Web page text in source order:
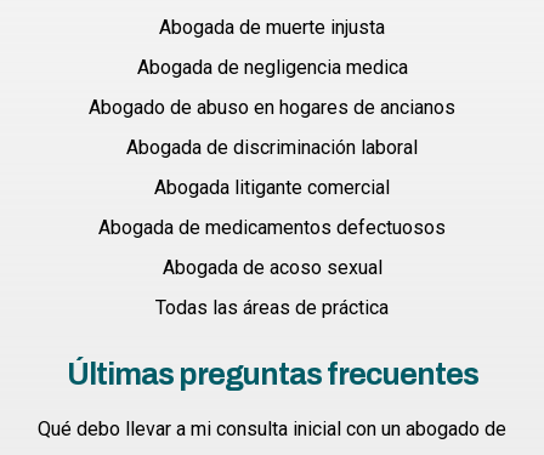
Abogada de muerte injusta
Abogada de negligencia medica
Abogado de abuso en hogares de ancianos
Abogada de discriminación laboral
Abogada litigante comercial
Abogada de medicamentos defectuosos
Abogada de acoso sexual
Todas las áreas de práctica
Últimas preguntas frecuentes
Qué debo llevar a mi consulta inicial con un abogado de